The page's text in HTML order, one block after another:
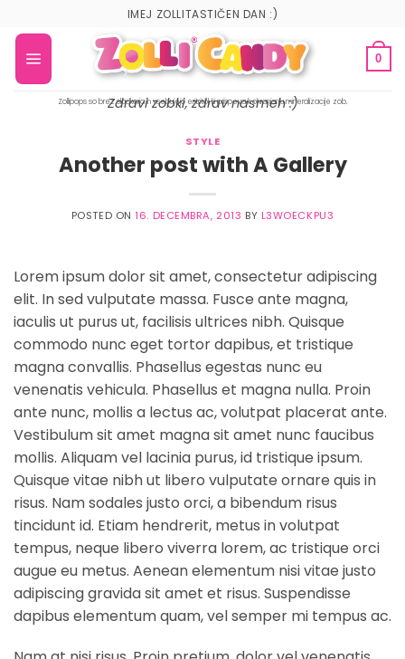
IMEJ ZOLLITASTIČEN DAN :)
Zdravi zobki, zdrav nasmeh :)
0
Zollipops so brez sladkorja in vsebujejo eritritol, ki prispeva k ohranjanju mineralizacije zob.
STYLE
Another post with A Gallery
POSTED ON16. DECEMBRA, 2013 BY L3WOECKPU3
Lorem ipsum dolor sit amet, consectetur adipiscing
elit. In sed vulputate massa. Fusce ante magna,
iaculis ut purus ut, facilisis ultrices nibh. Quisque
commodo nunc eget tortor dapibus, et tristique
magna convallis. Phasellus egestas nunc eu
venenatis vehicula. Phasellus et magna nulla. Proin
ante nunc, mollis a lectus ac, volutpat placerat ante.
Vestibulum sit amet magna sit amet nunc faucibus
mollis. Aliquam vel lacinia purus, id tristique ipsum.
Quisque vitae nibh ut libero vulputate ornare quis in
risus. Nam sodales justo orci, a bibendum risus
tincidunt id. Etiam hendrerit, metus in volutpat
tempus, neque libero viverra lorem, ac tristique orci
augue eu metus. Aenean elementum nisi vitae justo
adipiscing gravida sit amet et risus. Suspendisse
dapibus elementum quam, vel semper mi tempus ac.